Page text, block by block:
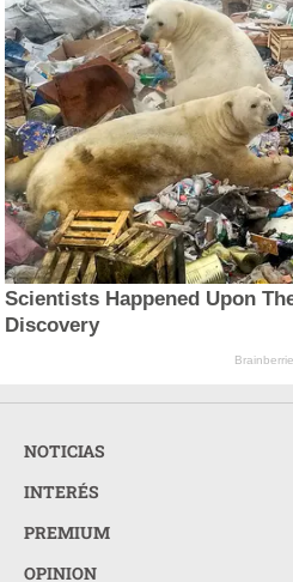
Scientists Happened Upon
Discovery
NOTICIAS
INTERÉS
PREMIUM
OPINION